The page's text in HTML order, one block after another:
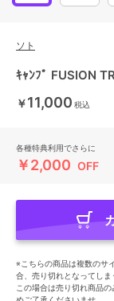
ソト
ｷｬﾝﾌﾟ FUSION
￥11,000 税込
各種特典利用でさらに
￥2,000 OFF
※こちらの商品は複数のサ
合、売り切れとなってしま
この場合は売り切れ商品